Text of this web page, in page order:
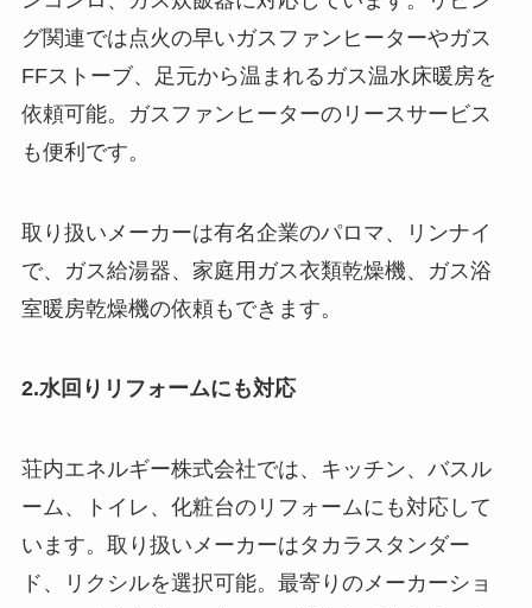
グ関連では点火の早いガスファンヒーターやガス
FFストーブ、足元から温まれるガス温水床暖房を
依頼可能。ガスファンヒーターのリースサービス
も便利です。
取り扱いメーカーは有名企業のパロマ、リンナイ
で、ガス給湯器、家庭用ガス衣類乾燥機、ガス浴
室暖房乾燥機の依頼もできます。
2.水回りリフォームにも対応
荘内エネルギー株式会社では、キッチン、バスル
ーム、トイレ、化粧台のリフォームにも対応して
います。取り扱いメーカーはタカラスタンダー
ド、リクシルを選択可能。最寄りのメーカーショ